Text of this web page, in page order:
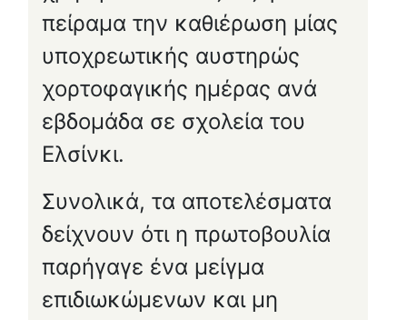
πείραμα την καθιέρωση μίας
υποχρεωτικής αυστηρώς
χορτοφαγικής ημέρας ανά
εβδομάδα σε σχολεία του
Ελσίνκι.
Συνολικά, τα αποτελέσματα
δείχνουν ότι η πρωτοβουλία
παρήγαγε ένα μείγμα
επιδιωκώμενων και μη